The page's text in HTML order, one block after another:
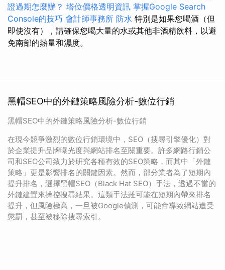
證過期怎麼辦？ 塔位價格透明資訊 掌握Google Search
Console的技巧 會計師事務所 防水 特別是如果您喝酒（但
即使沒有），請確保您喝大量的水或其他非酒精飲料，以避
免南部的熱量和濕度。
黑帽SEO中的外鏈策略風險分析-數位行銷
黑帽SEO中的外鏈策略風險分析-數位行銷
在現今競爭激烈的數位行銷環境中，SEO（搜尋引擎優化）對
於企業提升品牌曝光度與網站排名至關重要。許多網路行銷公
司和SEO公司致力於研究各種有效的SEO策略，而其中「外鏈
策略」更是影響排名的關鍵因素。然而，部分業者為了短期內
提升排名，選擇黑帽SEO（Black Hat SEO）手法，透過不當的
外鏈建置來操控搜尋結果。這類手法雖可能在短期內帶來排名
提升，但風險極高，一旦被Google偵測，可能會導致網站遭受
懲罰，甚至被移除搜尋索引。